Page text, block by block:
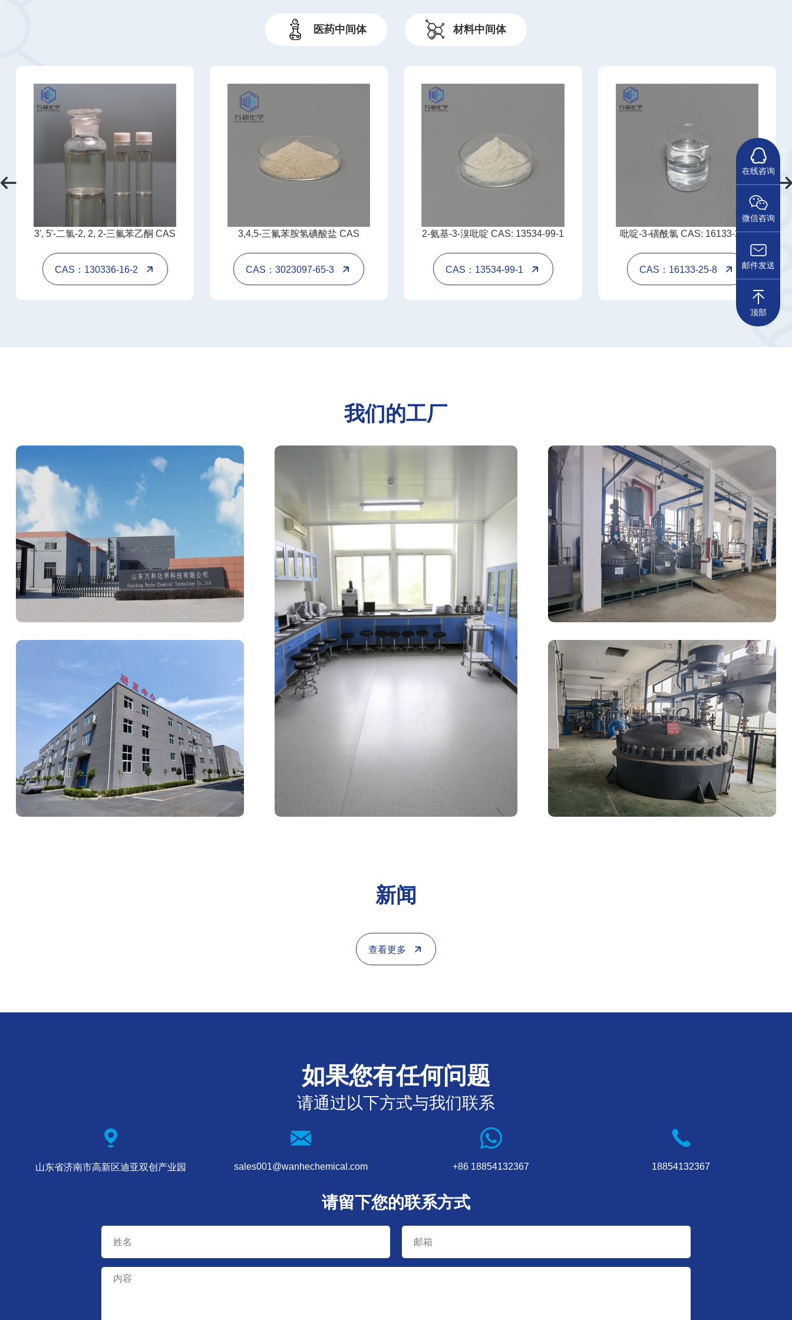
医药中间体 材料中间体
3', 5'-二氯-2, 2, 2-三氟苯乙酮 CAS
CAS：130336-16-2
3,4,5-三氟苯胺氢碘酸盐 CAS
CAS：3023097-65-3
2-氨基-3-溴吡啶 CAS: 13534-99-1
CAS：13534-99-1
吡啶-3-磺酰氯 CAS: 16133-25-8
CAS：16133-25-8
我们的工厂
新闻
查看更多
如果您有任何问题
请通过以下方式与我们联系
山东省济南市高新区迪亚双创产业园 sales001@wanhechemical.com +86 18854132367 18854132367
请留下您的联系方式
在线咨询
微信咨询
邮件发送
顶部